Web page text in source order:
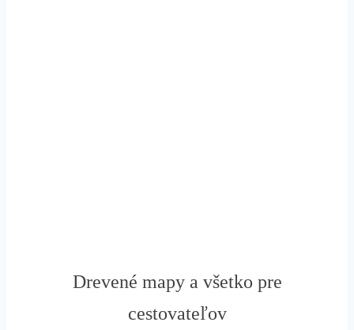
Drevené mapy a všetko pre
cestovateľov